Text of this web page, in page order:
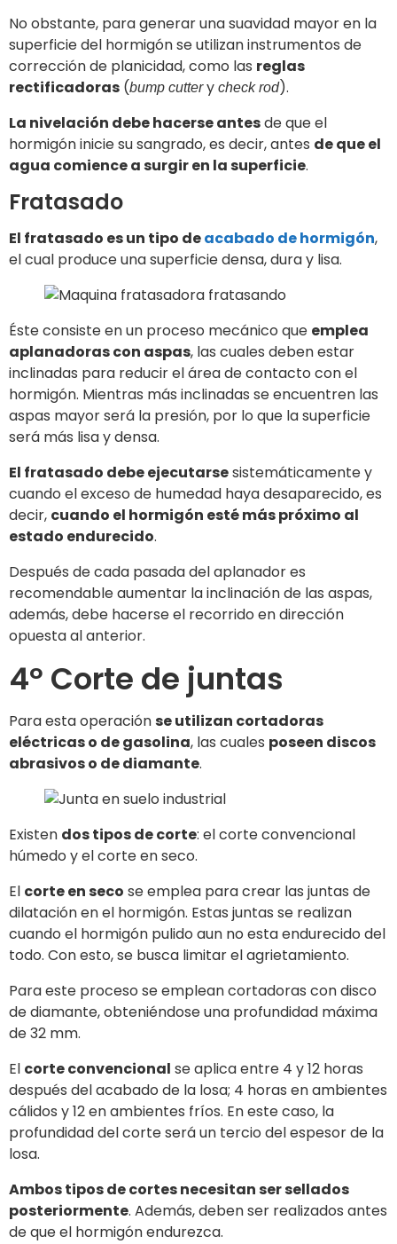
No obstante, para generar una suavidad mayor en la
superficie del hormigón se utilizan instrumentos de
corrección de planicidad, como las reglas
rectificadoras (bump cuttery check rod).
La nivelación debe hacerse antesde que el
hormigón inicie su sangrado, es decir, antes de que el
agua comience a surgir en la superficie.
Fratasado
El fratasado es un tipo deacabado de hormigón,
el cual produce una superficie densa, dura y lisa.
Éste consiste en un proceso mecánico que emplea
aplanadoras con aspas, las cuales deben estar
inclinadas para reducir el área de contacto con el
hormigón. Mientras más inclinadas se encuentren las
aspas mayor será la presión, por lo que la superficie
será más lisa y densa.
El fratasado debe ejecutarsesistemáticamente y
cuando el exceso de humedad haya desaparecido, es
decir, cuando el hormigón esté más próximo al
estado endurecido.
Después de cada pasada del aplanador es
recomendable aumentar la inclinación de las aspas,
además, debe hacerse el recorrido en dirección
opuesta al anterior.
4º Corte de juntas
Para esta operaciónse utilizan cortadoras
eléctricas o de gasolina, las cuales poseen discos
abrasivos o de diamante.
Existen dos tipos de corte: el corte convencional
húmedo y el corte en seco.
El corte en seco se emplea para crear las juntas de
dilatación en el hormigón. Estas juntas se realizan
cuando el hormigón pulido aun no esta endurecido del
todo. Con esto, se busca limitar el agrietamiento.
Para este proceso se emplean cortadoras con disco
de diamante, obteniéndose una profundidad máxima
de 32 mm.
El corte convencional se aplica entre 4 y 12 horas
después del acabado de la losa; 4 horas en ambientes
cálidos y 12 en ambientes fríos. En este caso, la
profundidad del corte será un tercio del espesor de la
losa.
Ambos tipos de cortes necesitan ser sellados
posteriormente. Además, deben ser realizados antes
de que el hormigón endurezca.